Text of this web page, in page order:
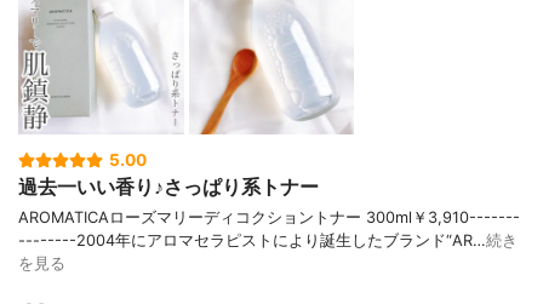
5.00
過去一いい香り♪さっぱり系トナー
AROMATICAローズマリーディコクショントナー 300ml￥3,910-------
--------2004年にアロマセラピストにより誕生したブランド“AR…続き
を見る